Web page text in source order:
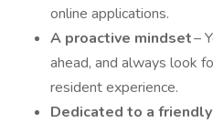
online applications.
A proactive mindset–
ahead, and always look
resident experience.
Dedicated to a